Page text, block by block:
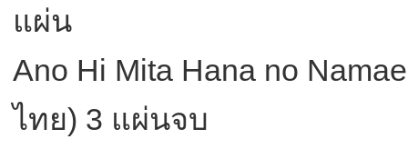
แผ่น
Ano Hi Mita Hana no
ไทย) 3 แผ่นจบ